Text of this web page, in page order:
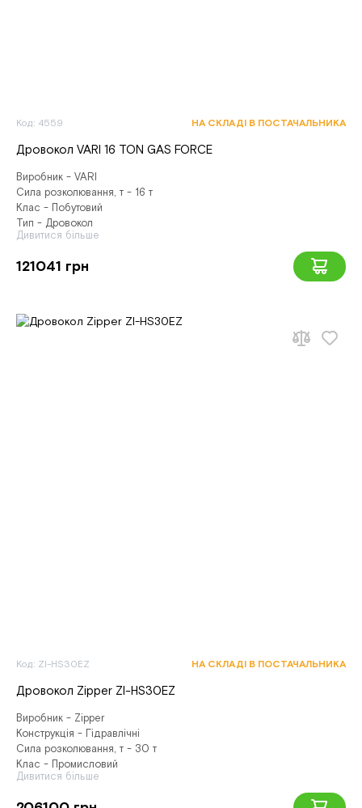
Код: 4559 НА СКЛАДІ В ПОСТАЧАЛЬНИКА
Дровокол VARI 16 TON GAS FORCE
Виробник - VARI
Сила розколювання, т - 16 т
Клас - Побутовий
Тип - Дровокол
Дивитися більше
121041 грн
Код: ZI-HS30EZ НА СКЛАДІ В ПОСТАЧАЛЬНИКА
Дровокол Zipper ZI-HS30EZ
Виробник - Zipper
Конструкція - Гідравлічні
Сила розколювання, т - 30 т
Клас - Промисловий
Дивитися більше